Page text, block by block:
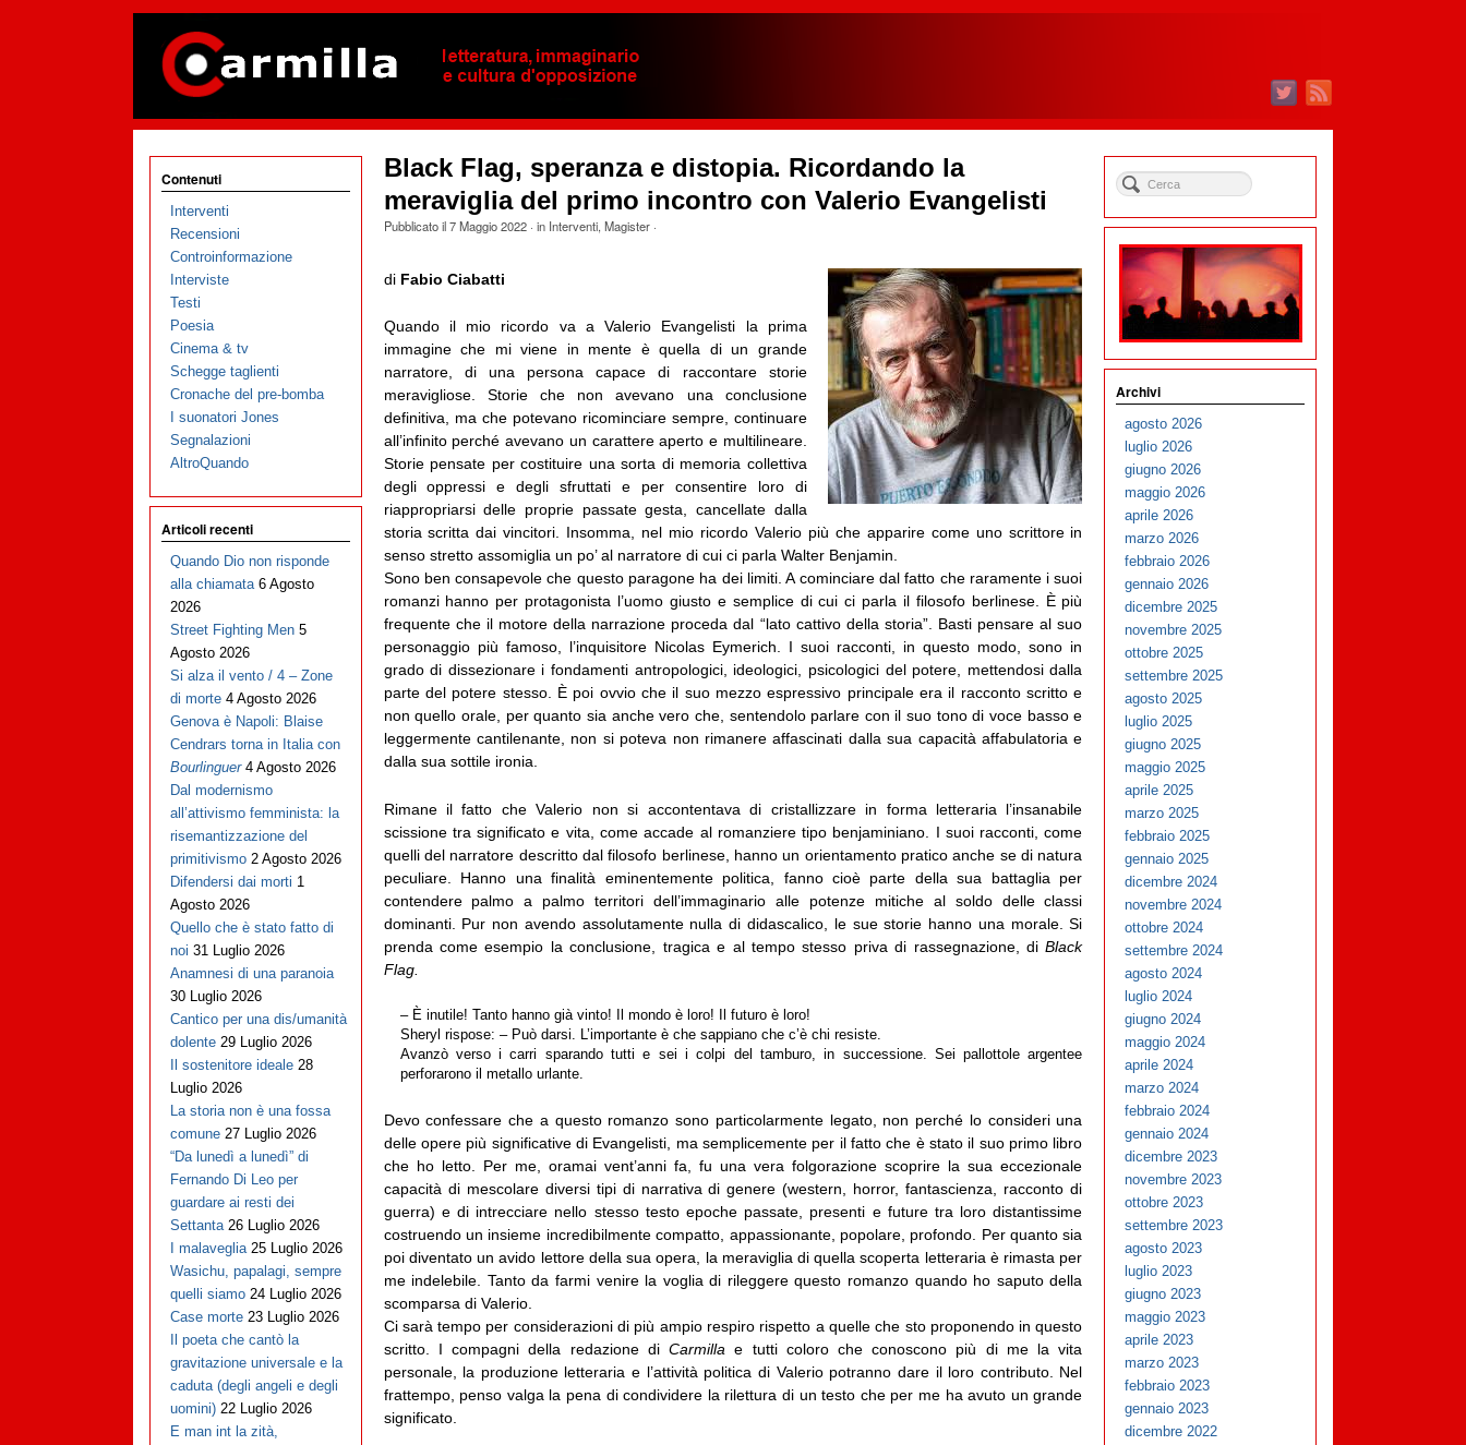
Black Flag, speranza e distopia. Ricordando la
meraviglia del primo incontro con Valerio Evangelisti
Pubblicato il7 Maggio 2022· in Interventi, Magister·
di Fabio Ciabatti
Quando il mio ricordo va a Valerio Evangelisti la prima
immagine che mi viene in mente è quella di un grande
narratore, di una persona capace di raccontare storie
meravigliose. Storie che non avevano una conclusione
definitiva, ma che potevano ricominciare sempre, continuare
all’infinito perché avevano un carattere aperto e multilineare.
Storie pensate per costituire una sorta di memoria collettiva
degli oppressi e degli sfruttati e per consentire loro di
riappropriarsi delle proprie passate gesta, cancellate dalla
storia scritta dai vincitori. Insomma, nel mio ricordo Valerio più che apparire come uno scrittore in
senso stretto assomiglia un po’ al narratore di cui ci parla Walter Benjamin.
Sono ben consapevole che questo paragone ha dei limiti. A cominciare dal fatto che raramente i suoi
romanzi hanno per protagonista l’uomo giusto e semplice di cui ci parla il filosofo berlinese. È più
frequente che il motore della narrazione proceda dal “lato cattivo della storia”. Basti pensare al suo
personaggio più famoso, l’inquisitore Nicolas Eymerich. I suoi racconti, in questo modo, sono in
grado di dissezionare i fondamenti antropologici, ideologici, psicologici del potere, mettendosi dalla
parte del potere stesso. È poi ovvio che il suo mezzo espressivo principale era il racconto scritto e
non quello orale, per quanto sia anche vero che, sentendolo parlare con il suo tono di voce basso e
leggermente cantilenante, non si poteva non rimanere affascinati dalla sua capacità affabulatoria e
dalla sua sottile ironia.
Rimane il fatto che Valerio non si accontentava di cristallizzare in forma letteraria l’insanabile
scissione tra significato e vita, come accade al romanziere tipo benjaminiano. I suoi racconti, come
quelli del narratore descritto dal filosofo berlinese, hanno un orientamento pratico anche se di natura
peculiare. Hanno una finalità eminentemente politica, fanno cioè parte della sua battaglia per
contendere palmo a palmo territori dell’immaginario alle potenze mitiche al soldo delle classi
dominanti. Pur non avendo assolutamente nulla di didascalico, le sue storie hanno una morale. Si
prenda come esempio la conclusione, tragica e al tempostesso priva di rassegnazione, diBlack
Flag.
– È inutile! Tanto hanno già vinto! Il mondo è loro! Il futuro è loro!
Sheryl rispose: – Può darsi. L’importante è che sappiano che c’è chi resiste.
Avanzò verso i carri sparando tutti e sei i colpi del tamburo, in successione. Sei pallottole argentee
perforarono il metallo urlante.
Devo confessare che a questo romanzo sono particolarmente legato, non perché lo consideri una
delle opere più significative di Evangelisti , ma semplicemente per il fatto che è stato il suo primo libro
che ho letto. Per me, oramai vent’anni fa, fu una vera folgorazione scoprire la sua eccezionale
capacità di mescolare diversi tipi di narrativa di genere (western, horror, fantascienza, racconto di
guerra) e di intrecciare nello stesso testo epoche passate, presenti e future tra loro distantissime
costruendo un insieme incredibilmente compatto, appassionante, popolare, profondo. Per quanto sia
poi diventato un avido lettore della sua opera, la meraviglia di quella scoperta letteraria è rimasta per
me indelebile. Tanto da farmi venire la voglia di rileggere questo romanzo quando ho saputo della
scomparsa di Valerio.
Ci sarà tempo per considerazioni di più ampio respiro rispetto a quelle che sto proponendo in questo
scritto. I compagni della redazione diCarmilla e tutti coloro che conoscono più di me la vita
personale, la produzione letteraria e l’attività politica di Valerio potranno dare il loro contributo. Nel
frattempo, penso valga la pena di condividere la rilettura di un testo che per me ha avuto un grande
significato.
Contenuti
Interventi
Recensioni
Controinformazione
Interviste
Testi
Poesia
Cinema & tv
Schegge taglienti
Cronache del pre-bomba
I suonatori Jones
Segnalazioni
AltroQuando
Articoli recenti
Quando Dio non risponde
alla chiamata 6 Agosto
2026
Street Fighting Men 5
Agosto 2026
Si alza il vento / 4 – Zone
di morte 4 Agosto 2026
Genova è Napoli: Blaise
Cendrars torna in Italia con
Bourlinguer 4 Agosto 2026
Dal modernismo
all’attivismo femminista: la
risemantizzazione del
primitivismo 2 Agosto 2026
Difendersi dai morti 1
Agosto 2026
Quello che è stato fatto di
noi 31 Luglio 2026
Anamnesi di una paranoia
30 Luglio 2026
Cantico per una dis/umanità
dolente 29 Luglio 2026
Il sostenitore ideale 28
Luglio 2026
La storia non è una fossa
comune 27 Luglio 2026
“Da lunedì a lunedì” di
Fernando Di Leo per
guardare ai resti dei
Settanta 26 Luglio 2026
I malaveglia 25 Luglio 2026
Wasichu, papalagi, sempre
quelli siamo 24 Luglio 2026
Case morte 23 Luglio 2026
Il poeta che cantò la
gravitazione universale e la
caduta (degli angeli e degli
uomini) 22 Luglio 2026
E man int la zità,
Archivi
agosto 2026
luglio 2026
giugno 2026
maggio 2026
aprile 2026
marzo 2026
febbraio 2026
gennaio 2026
dicembre 2025
novembre 2025
ottobre 2025
settembre 2025
agosto 2025
luglio 2025
giugno 2025
maggio 2025
aprile 2025
marzo 2025
febbraio 2025
gennaio 2025
dicembre 2024
novembre 2024
ottobre 2024
settembre 2024
agosto 2024
luglio 2024
giugno 2024
maggio 2024
aprile 2024
marzo 2024
febbraio 2024
gennaio 2024
dicembre 2023
novembre 2023
ottobre 2023
settembre 2023
agosto 2023
luglio 2023
giugno 2023
maggio 2023
aprile 2023
marzo 2023
febbraio 2023
gennaio 2023
dicembre 2022